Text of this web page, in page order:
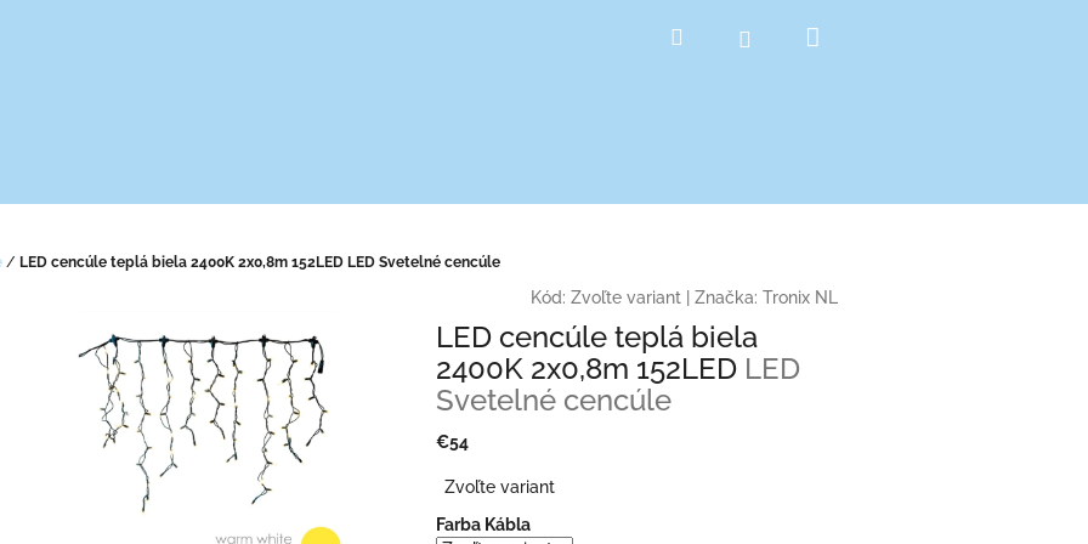
Hľadať Prihlásenie
/ LED cencúle teplá biela 2400K 2x0,8m 152LED LED Svetelné cencúle
Kód: Zvoľte variant Značka: Tronix NL
LED cencúle teplá biela
2400K 2x0,8m 152LED LED
Svetelné cencúle
€54
cena:
Zvoľte variant
Farba Kábla